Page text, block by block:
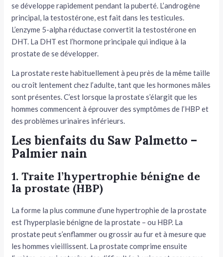
se développe rapidement pendant la puberté. L’androgène
principal, la testostérone, est fait dans les testicules.
L’enzyme 5-alpha réductase convertit la testostérone en
DHT. La DHT est l’hormone principale qui indique à la
prostate de se développer.
La prostate reste habituellement à peu près de la même taille
ou croît lentement chez l’adulte, tant que les hormones mâles
sont présentes. C’est lorsque la prostate s’élargit que les
hommes commencent à éprouver des symptômes de l’HBP et
des problèmes urinaires inférieurs.
Les bienfaits du Saw Palmetto –
Palmier nain
1. Traite l’hypertrophie bénigne de
la prostate (HBP)
La forme la plus commune d’une hypertrophie de la prostate
est l’hyperplasie bénigne de la prostate – ou HBP. La
prostate peut s’enflammer ou grossir au fur et à mesure que
les hommes vieillissent. La prostate comprime ensuite